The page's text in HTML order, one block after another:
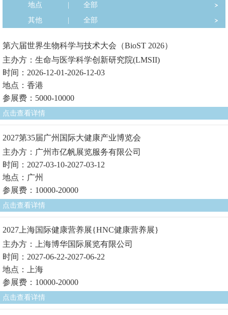
地点
全部
其他
全部
第六届世界生物科学与技术大会（BioST 2026）
主办方：生命与医学科学创新研究院(LMSII)
时间：2026-12-01-2026-12-03
地点：香港
参展费：5000-10000
点击查看详情
2027第35届广州国际大健康产业博览会
主办方：广州市亿帆展览服务有限公司
时间：2027-03-10-2027-03-12
地点：广州
参展费：10000-20000
点击查看详情
2027上海国际健康营养展{HNC健康营养展}
主办方：上海博华国际展览有限公司
时间：2027-06-22-2027-06-22
地点：上海
参展费：10000-20000
点击查看详情